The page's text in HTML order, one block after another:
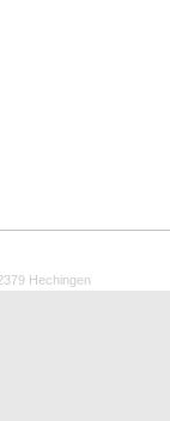
Hechingen